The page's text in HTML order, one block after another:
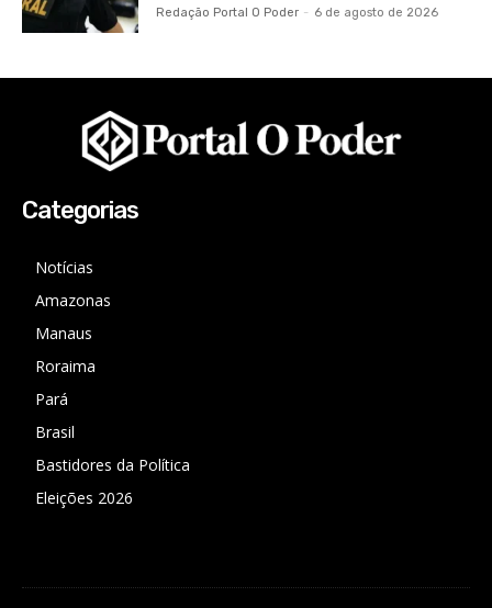
Redação Portal O Poder - 6 de agosto de 2026
Categorias
Notícias
Amazonas
Manaus
Roraima
Pará
Brasil
Bastidores da Política
Eleições 2026